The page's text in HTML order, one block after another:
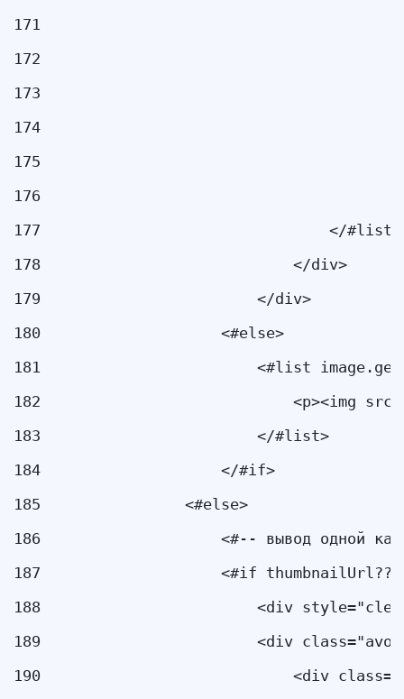
171
172
173
174
175
176
177
</
178
                            </div>
179
                        </div>
180
                    <#else>
181
<#list
182
<p><img
183
                        </#list>
184
                    </#if>
185
                <#else>
186
<#-- вывод одной
187
<#if
188
<div
189
<div
190
<div